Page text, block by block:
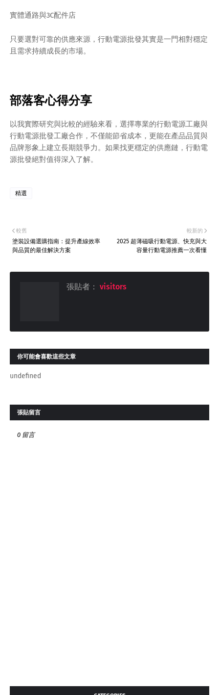
實體通路與3C配件店
只要選對可靠的供應來源，行動電源批發其實是一門相對穩定
且需求持續成長的市場。
部落客心得分享
以我實際研究與比較的經驗來看，選擇專業的行動電源工廠與
行動電源批發工廠合作，不僅能節省成本，更能在產品品質與
品牌形象上建立長期競爭力。如果找更穩定的供應鏈，行動電
源批發絕對值得深入了解。
精選
較新的
2025 超薄磁吸行動電源、快充與大
容量行動電源推薦一次看懂
較舊
塗裝設備選購指南：提升產線效率
與品質的最佳解決方案
張貼者： visitors
你可能會喜歡這些文章
undefined
張貼留言
0 留言